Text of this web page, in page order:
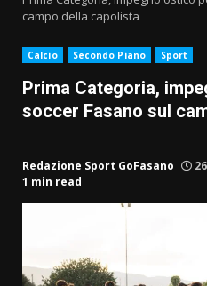
campo della capolista
Calcio Secondo Piano Sport
Prima Categoria,
soccer Fasano sul
Redazione Sport GoFasano
1 min read